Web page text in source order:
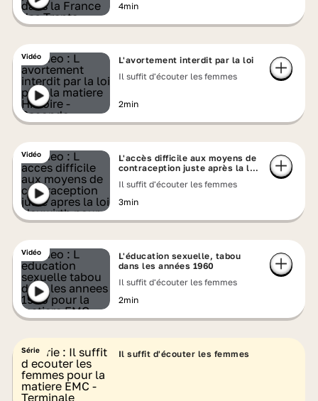
4min
Vidéo
L'avortement interdit par la loi
Il suffit d'écouter les femmes
2min
Vidéo
L'accès difficile aux moyens de
contraception juste après la loi
Il suffit d'écouter les femmes
3min
Vidéo
L'éducation sexuelle, tabou
dans les années 1960
Il suffit d'écouter les femmes
2min
Série Il suffit d'écouter les femmes